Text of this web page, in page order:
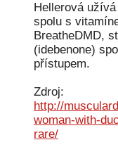
Hellerová
spolu s
BreatheDMD,
(idebenone)
přístupem.
Zdroj:
http://
woman-with-
rare/